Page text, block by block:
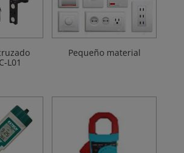
L01
Pequeño material